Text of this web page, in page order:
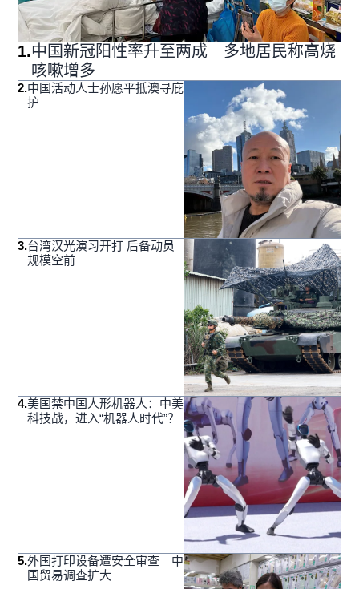
1.中国新冠阳性率升至两成 多地居民称高烧
咳嗽增多
2.中国活动人士孙愿平抵澳寻庇
护
3.台湾汉光演习开打 后备动员
规模空前
4.美国禁中国人形机器人：中美
科技战，进入“机器人时代”？
5.外国打印设备遭安全审查 中
国贸易调查扩大